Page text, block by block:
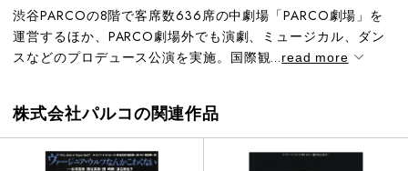
渋谷PARCOの8階で客席数636席の中劇場「PARCO劇場」を
運営するほか、PARCO劇場外でも演劇、ミュージカル、ダン
スなどのプロデュース公演を実施。国際観...read more
株式会社パルコの関連作品